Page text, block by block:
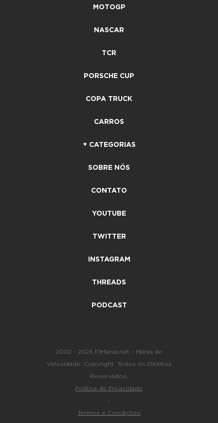
MOTOGP
NASCAR
TCR
PORSCHE CUP
COPA TRUCK
CARROS
+ CATEGORIAS
SOBRE NÓS
CONTATO
YOUTUBE
TWITTER
INSTAGRAM
THREADS
PODCAST
2002 - 2026 F1Mania.net - Mania de
Velocidade. Copyright. Todos os Direitos
Reservados.
Política de Privacidade
-
Termos e Condições